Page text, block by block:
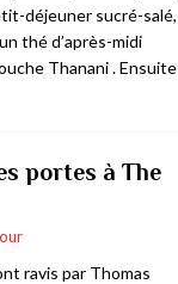
déjeuner sucré-salé,
thé d’après-midi
Thanani . Ensuite
portes à The
ravis par Thomas